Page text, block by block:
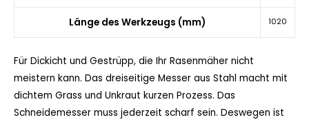
Länge des Werkzeugs (mm) 1020
Für Dickicht und Gestrüpp, die Ihr Rasenmäher nicht
meistern kann. Das dreiseitige Messer aus Stahl macht mit
dichtem Grass und Unkraut kurzen Prozess. Das
Schneidemesser muss jederzeit scharf sein. Deswegen ist